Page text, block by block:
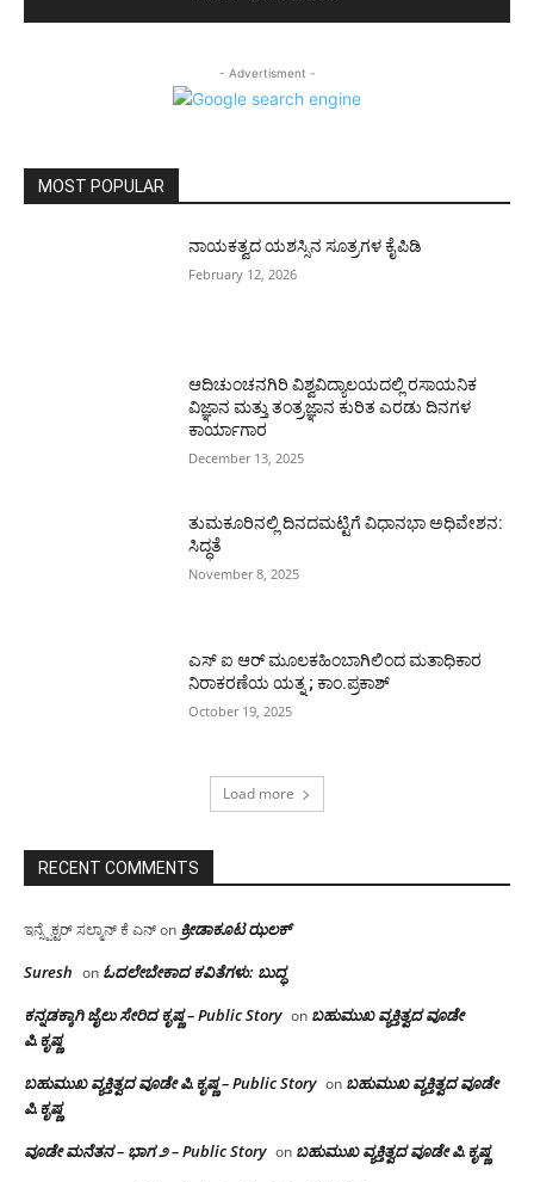
- Advertisment -
MOST POPULAR
ನಾಯಕತ್ವದ ಯಶಸ್ಸಿನ ಸೂತ್ರಗಳ ಕೈಪಿಡಿ
February 12, 2026
ಆದಿಚುಂಚನಗಿರಿ ವಿಶ್ವವಿದ್ಯಾಲಯದಲ್ಲಿ ರಸಾಯನಿಕ
ವಿಜ್ಞಾನ ಮತ್ತು ತಂತ್ರಜ್ಞಾನ ಕುರಿತ ಎರಡು ದಿನಗಳ
ಕಾರ್ಯಾಗಾರ
December 13, 2025
ತುಮಕೂರಿನಲ್ಲಿ ದಿನದಮಟ್ಟಿಗೆ ವಿಧಾನಭಾ ಅಧಿವೇಶನ:
ಸಿದ್ಧತೆ
November 8, 2025
ಎಸ್ ಐ ಆರ್ ಮೂಲಕಹಿಂಬಾಗಿಲಿಂದ ಮತಾಧಿಕಾರ
ನಿರಾಕರಣೆಯ ಯತ್ನ ; ಕಾಂ.ಪ್ರಕಾಶ್
October 19, 2025
Load more
RECENT COMMENTS
ಇನ್ಸ್ಪೆಕ್ಟರ್ ಸಲ್ಮಾನ್ ಕೆ ಎನ್on ಕ್ರೀಡಾಕೂಟ ಝಲಕ್
Suresh on ಓದಲೇಬೇಕಾದ‌ ಕವಿತೆಗಳು: ಬುದ್ಧ
ಕನ್ನಡಕ್ಕಾಗಿ ಜೈಲು ಸೇರಿದ ಕೃಷ್ಣ – Public Story on ಬಹುಮುಖ ವ್ಯಕ್ತಿತ್ವದ ವೂಡೇ
ಪಿ.ಕೃಷ್ಣ
ಬಹುಮುಖ ವ್ಯಕ್ತಿತ್ವದ ವೂಡೇ ಪಿ.ಕೃಷ್ಣ – Public Story on ಬಹುಮುಖ ವ್ಯಕ್ತಿತ್ವದ ವೂಡೇ
ಪಿ.ಕೃಷ್ಣ
ವೂಡೇ ಮನೆತನ – ಭಾಗ ೨ – Public Story on ಬಹುಮುಖ ವ್ಯಕ್ತಿತ್ವದ ವೂಡೇ ಪಿ.ಕೃಷ್ಣ